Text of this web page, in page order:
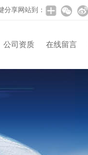
分享网站到：
公司资质 在线留言